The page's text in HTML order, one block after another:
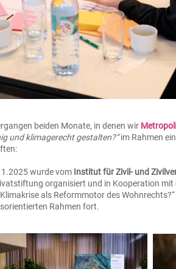
beiden Monate, in denen wir
und klimagerecht gestalten?“im Rahmen
wurde vom Institut für Zivil- und
organisiert und in Kooperation mit
als Reformmotor des
Rahmen fort.